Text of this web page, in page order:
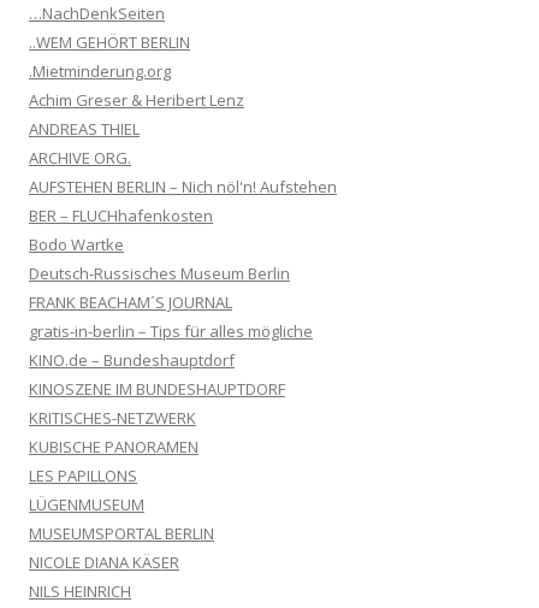
…NachDenkSeiten
..WEM GEHÖRT BERLIN
.Mietminderung.org
Achim Greser & Heribert Lenz
ANDREAS THIEL
ARCHIVE ORG.
AUFSTEHEN BERLIN – Nich nöl'n! Aufstehen
BER – FLUCHhafenkosten
Bodo Wartke
Deutsch-Russisches Museum Berlin
FRANK BEACHAM´S JOURNAL
gratis-in-berlin – Tips für alles mögliche
KINO.de – Bundeshauptdorf
KINOSZENE IM BUNDESHAUPTDORF
KRITISCHES-NETZWERK
KUBISCHE PANORAMEN
LES PAPILLONS
LÜGENMUSEUM
MUSEUMSPORTAL BERLIN
NICOLE DIANA KÄSER
NILS HEINRICH